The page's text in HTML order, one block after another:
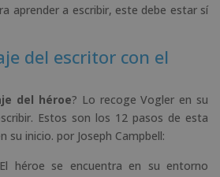
aprender a escribir, este debe estar sí
del escritor con el
del héroe? Lo recoge Vogler en su
Estos son los 12 pasos de esta
su inicio. por Joseph Campbell:
héroe se encuentra en su entorno